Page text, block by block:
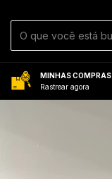
MINHAS COMPRAS
Rastrear agora